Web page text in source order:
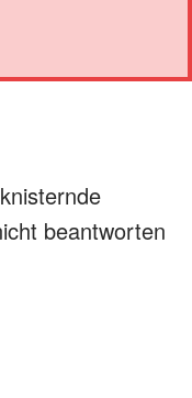
beantworten